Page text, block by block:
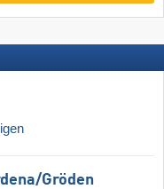
​Gröden